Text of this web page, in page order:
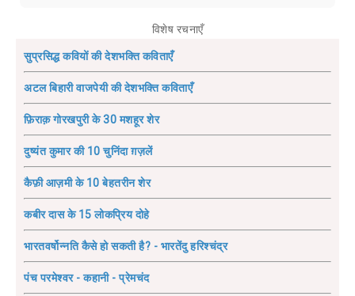
विशेष रचनाएँ
सुप्रसिद्ध कवियों की देशभक्ति कविताएँ
अटल बिहारी वाजपेयी की देशभक्ति कविताएँ
फ़िराक़ गोरखपुरी के 30 मशहूर शेर
दुष्यंत कुमार की 10 चुनिंदा ग़ज़लें
कैफ़ी आज़मी के 10 बेहतरीन शेर
कबीर दास के 15 लोकप्रिय दोहे
भारतवर्षोन्नति कैसे हो सकती है? - भारतेंदु हरिश्चंद्र
पंच परमेश्वर - कहानी - प्रेमचंद